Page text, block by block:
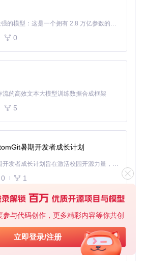
参与代码创作，更多精彩内容等你共创
立即登录/注册
Kimi K3 是Kimi能力最强的模型：这是一个拥有 2.8 万亿参数的混合专家（MoE）模型，具备原生视觉理解能力，并支持 100 万 token 的上下文窗口。
0
流的高效文本大模型训练数据合成框架
5
暑期开发者成长计划
「源启盛夏」暑期校园开发者成长计划旨在激活校园开源力量，通过积分激励、认证扶持、资源倾斜等形式，引导高校组织和开发者完成「入驻 — 建项目 — 做贡献 — 获认证 — 得资源」的完整闭环。无论你是想带领社团入驻平台的组织者，还是希望用代码贡献证明自己的开发者，都能在这里找到属于你的成长路径。
0 1
基于Python的Xiaozhi AI，适用于想要完整Xiaozhi体验而无需拥有专用硬件的用户。
1